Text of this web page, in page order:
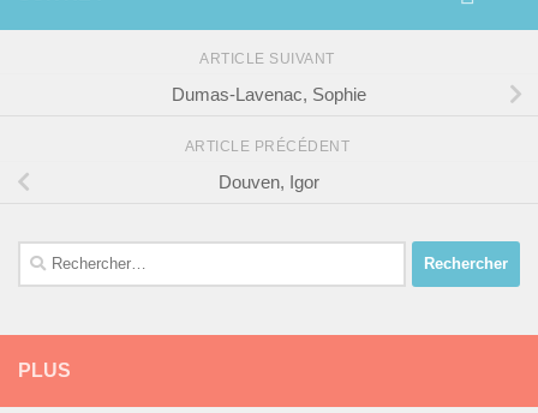
ARTICLE SUIVANT
Dumas-Lavenac, Sophie
ARTICLE PRÉCÉDENT
Douven, Igor
Rechercher :
PLUS